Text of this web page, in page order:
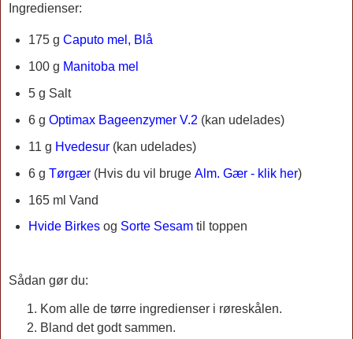
Ingredienser:
175 g Caputo mel, Blå
100 g Manitoba mel
5 g Salt
6 g Optimax Bageenzymer V.2 (kan udelades)
11 g Hvedesur(kan udelades)
6 g Tørgær(Hvis du vil bruge Alm. Gær - klik her)
165 ml Vand
Hvide Birkesog Sorte Sesamtil toppen
Sådan gør du:
Kom alle de tørre ingredienser i røreskålen.
Bland det godt sammen.